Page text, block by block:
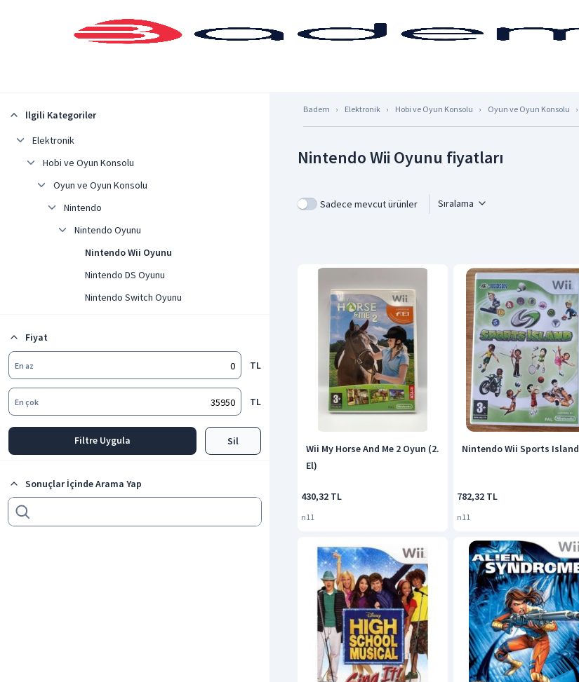
İlgili Kategoriler
Elektronik
Hobi ve Oyun Konsolu
Oyun ve Oyun Konsolu
Nintendo
Nintendo Oyunu
Nintendo Wii Oyunu
Nintendo DS Oyunu
Nintendo Switch Oyunu
Fiyat
En az TL
En çok TL
Filtre Uygula Sil
Sonuçlar İçinde Arama Yap
Badem Elektronik Hobi ve Oyun Konsolu Oyun ve Oyun Konsolu
Nintendo Wii Oyunu fiyatları
Sadece mevcut ürünler Sıralama
Wii My Horse And Me 2 Oyun (2.
El)
430,32 TL
n11
Nintendo Wii Sports Island
782,32 TL
n11